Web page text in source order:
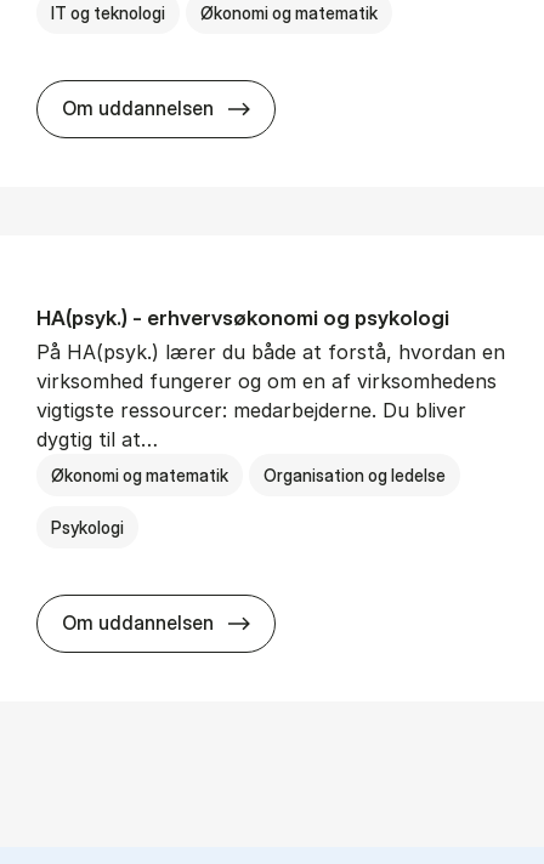
IT og teknologi Økonomi og matematik
Om uddannelsen HA(mat.) - erhvervs­økonomi og
HA(psyk.) - erhvervs­økonomi og psy­ko­lo­gi
På HA(psyk.) lærer du både at forstå, hvordan en
virksomhed fungerer og om en af virksomhedens
vigtigste ressourcer: medarbejderne. Du bliver
dygtig til at…
Økonomi og matematik Organisation og ledelse
Psykologi
Om uddannelsen HA(psyk.) - erhvervs­økonomi og